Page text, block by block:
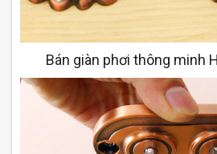
Bán giàn phơi thông minh